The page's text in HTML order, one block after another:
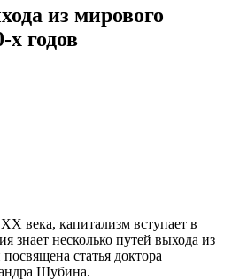
из мирового
х годов
века, капитализм вступает в
знает несколько путей выхода из
статья доктора
Шубина.